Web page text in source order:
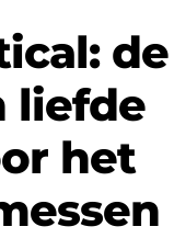
de
liefde
het